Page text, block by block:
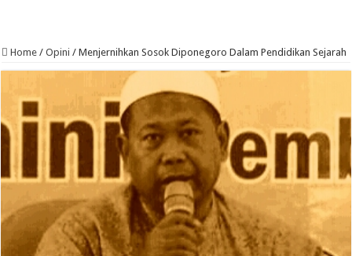
Home / Opini / Menjernihkan Sosok Diponegoro Dalam Pendidikan Sejarah